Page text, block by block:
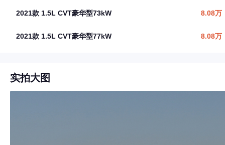
2021款 1.5L CVT豪华型73kW 8.08万
2021款 1.5L CVT豪华型77kW 8.08万
实拍大图